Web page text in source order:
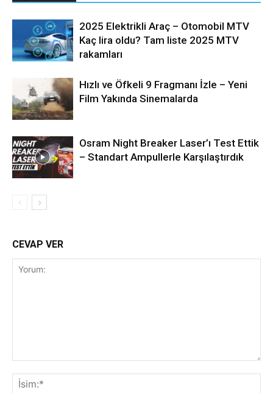
2025 Elektrikli Araç – Otomobil MTV
Kaç lira oldu? Tam liste 2025 MTV
rakamları
Hızlı ve Öfkeli 9 Fragmanı İzle – Yeni
Film Yakında Sinemalarda
Osram Night Breaker Laser’ı Test Ettik
– Standart Ampullerle Karşılaştırdık
CEVAP VER